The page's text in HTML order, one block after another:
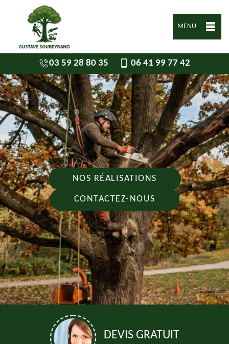
MENU
03 59 28 80 35 06 41 99 77 42
NOS RÉALISATIONS
CONTACTEZ-NOUS
DEVIS GRATUIT